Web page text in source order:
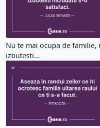
Nu te mai ocupa de familie,
izbutesti...